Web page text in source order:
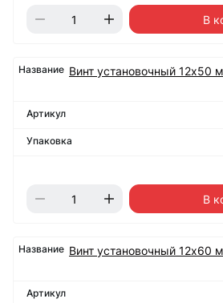
В
Винт установочный 12х50
В
Винт установочный 12х60